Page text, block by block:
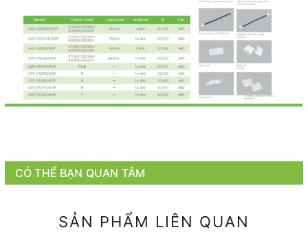
CÓ THỂ BẠN QUAN TÂM
SẢN PHẨM LIÊN QUAN